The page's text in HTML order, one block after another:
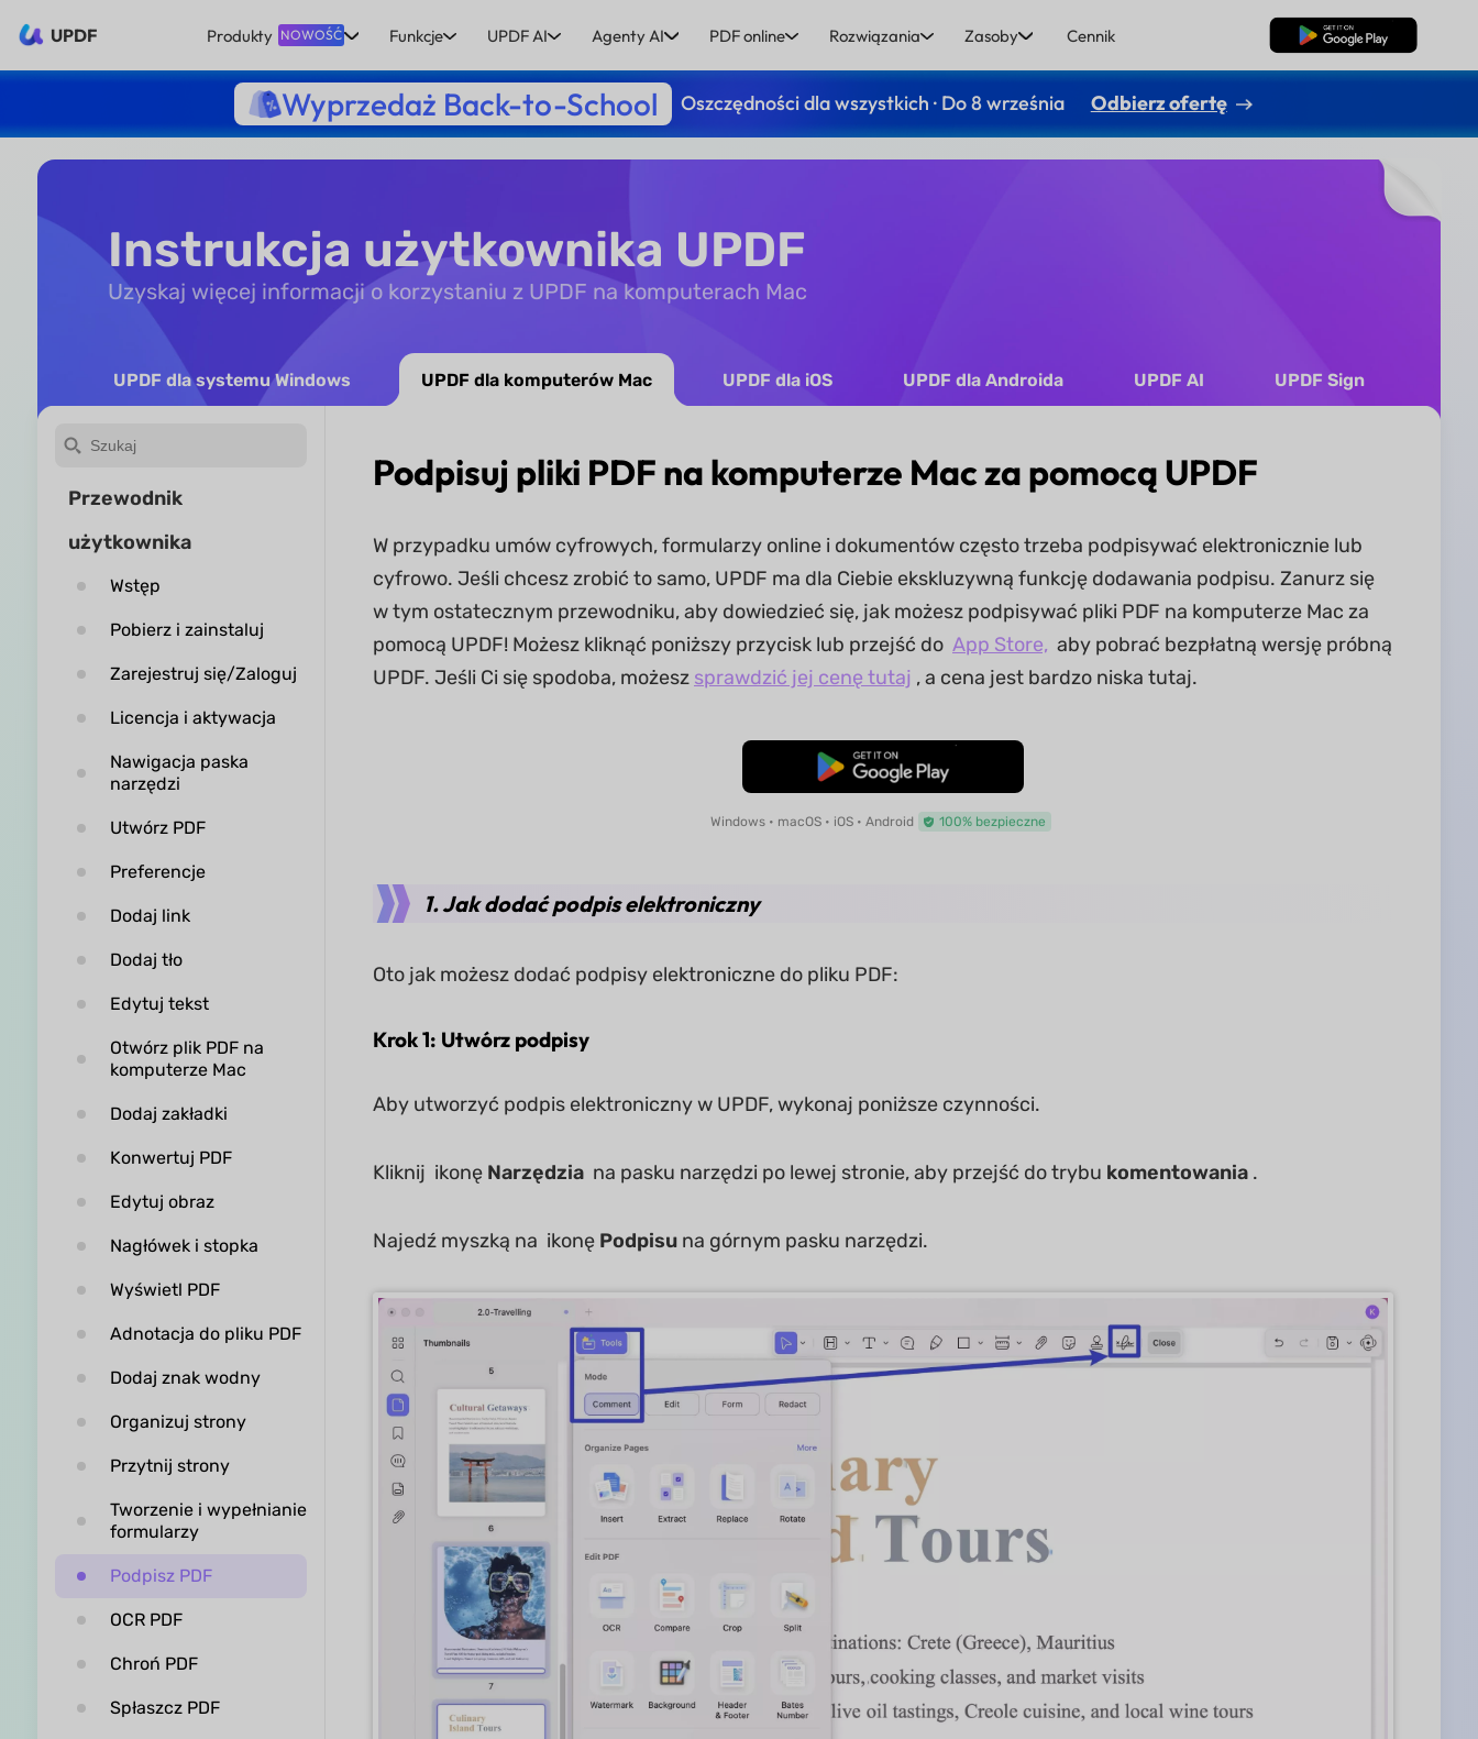
UPDF Produkty NOWOŚĆ Funkcje UPDF AI Agenty AI PDF online Rozwiązania Zasoby Cennik Pobierz za darmo
Wyprzedaż Back-to-School Oszczędności dla wszystkich · Do 8 września Odbierz ofertę
Instrukcja użytkownika UPDF
Uzyskaj więcej informacji o korzystaniu z UPDF na komputerach Mac
UPDF dla systemu Windows UPDF dla komputerów Mac UPDF dla iOS UPDF dla Androida UPDF AI UPDF Sign
Przewodnik
użytkownika
Wstęp
Pobierz i zainstaluj
Zarejestruj się/Zaloguj
Licencja i aktywacja
Nawigacja paska
narzędzi
Utwórz PDF
Preferencje
Dodaj link
Dodaj tło
Edytuj tekst
Otwórz plik PDF na
komputerze Mac
Dodaj zakładki
Konwertuj PDF
Edytuj obraz
Nagłówek i stopka
Wyświetl PDF
Adnotacja do pliku PDF
Dodaj znak wodny
Organizuj strony
Przytnij strony
Tworzenie i wypełnianie
formularzy
Podpisz PDF
OCR PDF
Chroń PDF
Spłaszcz PDF
Podpisuj pliki PDF na komputerze Mac za pomocą UPDF
W przypadku umów cyfrowych, formularzy online i dokumentów często trzeba podpisywać elektronicznie lub
cyfrowo. Jeśli chcesz zrobić to samo, UPDF ma dla Ciebie ekskluzywną funkcję dodawania podpisu. Zanurz się
w tym ostatecznym przewodniku, aby dowiedzieć się, jak możesz podpisywać pliki PDF na komputerze Mac za
pomocą UPDF! Możesz kliknąć poniższy przycisk lub przejść do App Store, aby pobrać bezpłatną wersję próbną
UPDF. Jeśli Ci się spodoba, możesz sprawdzić jej cenę tutaj , a cena jest bardzo niska tutaj.
Pobierz za darmo
Windows • macOS • iOS • Android 100% bezpieczne
1. Jak dodać podpis elektroniczny
Oto jak możesz dodać podpisy elektroniczne do pliku PDF:
Krok 1: Utwórz podpisy
Aby utworzyć podpis elektroniczny w UPDF, wykonaj poniższe czynności.
Kliknij ikonę Narzędziana pasku narzędzi po lewej stronie, aby przejść do trybu komentowania.
Najedź myszką na ikonę Podpisuna górnym pasku narzędzi.